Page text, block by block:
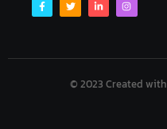
© 2023 Created with